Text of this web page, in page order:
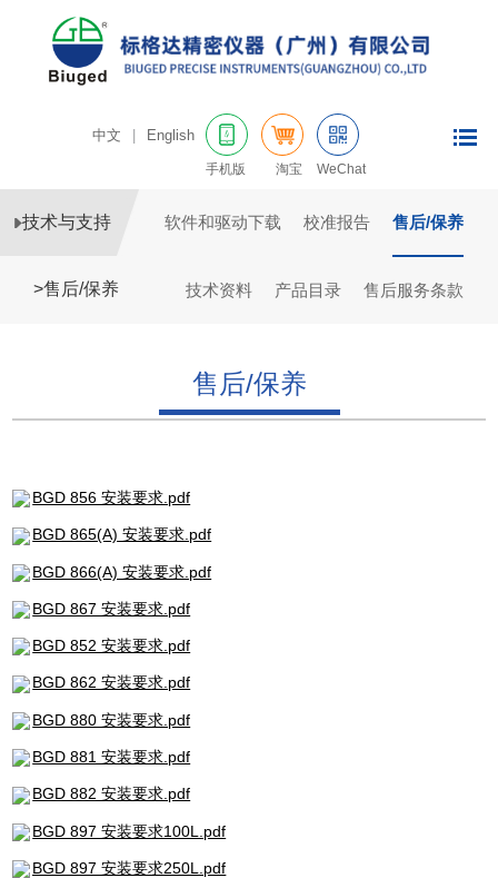
中文 English
手机版 淘宝 WeChat
技术与支持
>售后/保养
软件和驱动下载 校准报告 售后/保养
技术资料 产品目录 售后服务条款
售后/保养
BGD 856 安装要求.pdf
BGD 865(A) 安装要求.pdf
BGD 866(A) 安装要求.pdf
BGD 867 安装要求.pdf
BGD 852 安装要求.pdf
BGD 862 安装要求.pdf
BGD 880 安装要求.pdf
BGD 881 安装要求.pdf
BGD 882 安装要求.pdf
BGD 897 安装要求100L.pdf
BGD 897 安装要求250L.pdf